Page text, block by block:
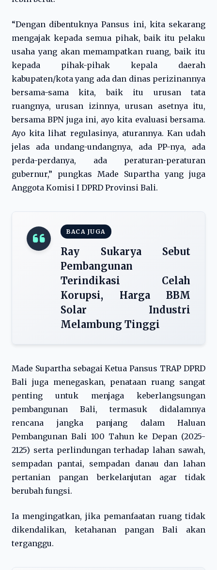
“Dengan dibentuknya Pansus ini, kita sekarang
mengajak kepada semua pihak, baik itu pelaku
usaha yang akan memampatkan ruang, baik itu
kepada pihak-pihak kepala daerah
kabupaten/kota yang ada dan dinas perizinannya
bersama-sama kita, baik itu urusan tata
ruangnya, urusan izinnya, urusan asetnya itu,
bersama BPN juga ini, ayo kita evaluasi bersama.
Ayo kita lihat regulasinya, aturannya. Kan udah
jelas ada undang-undangnya, ada PP-nya, ada
perda-perdanya, ada peraturan-peraturan
gubernur,” pungkas Made Supartha yang juga
Anggota Komisi I DPRD Provinsi Bali.
BACA JUGA
Ray Sukarya Sebut
Pembangunan
Terindikasi Celah
Korupsi, Harga BBM
Solar Industri
Melambung Tinggi
Made Supartha sebagai Ketua Pansus TRAP DPRD
Bali juga menegaskan, penataan ruang sangat
penting untuk menjaga keberlangsungan
pembangunan Bali, termasuk didalamnya
rencana jangka panjang dalam Haluan
Pembangunan Bali 100 Tahun ke Depan (2025-
2125) serta perlindungan terhadap lahan sawah,
sempadan pantai, sempadan danau dan lahan
pertanian pangan berkelanjutan agar tidak
berubah fungsi.
Ia mengingatkan, jika pemanfaatan ruang tidak
dikendalikan, ketahanan pangan Bali akan
terganggu.